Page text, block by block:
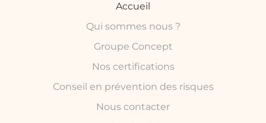
Accueil
Qui sommes nous ?
Groupe Concept
Nos certifications
Conseil en prévention des risques
Nous contacter